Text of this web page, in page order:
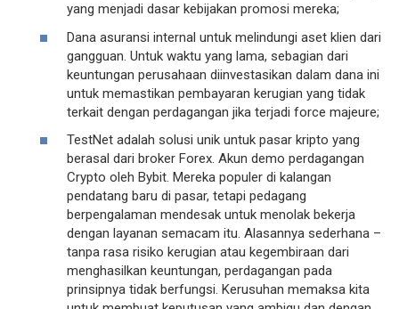
yang menjadi dasar kebijakan promosi mereka;
Dana asuransi internal untuk melindungi aset klien dari
gangguan. Untuk waktu yang lama, sebagian dari
keuntungan perusahaan diinvestasikan dalam dana ini
untuk memastikan pembayaran kerugian yang tidak
terkait dengan perdagangan jika terjadi force majeure;
TestNet adalah solusi unik untuk pasar kripto yang
berasal dari broker Forex. Akun demo perdagangan
Crypto oleh Bybit. Mereka populer di kalangan
pendatang baru di pasar, tetapi pedagang
berpengalaman mendesak untuk menolak bekerja
dengan layanan semacam itu. Alasannya sederhana –
tanpa rasa risiko kerugian atau kegembiraan dari
menghasilkan keuntungan, perdagangan pada
prinsipnya tidak berfungsi. Kerusuhan memaksa kita